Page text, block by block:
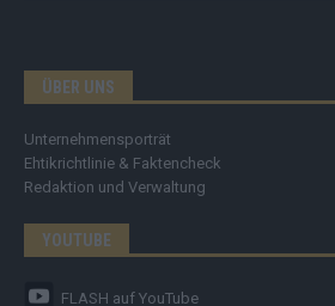
ÜBER UNS
Unternehmensporträt
Ehtikrichtlinie & Faktencheck
Redaktion und Verwaltung
YOUTUBE
FLASH auf YouTube